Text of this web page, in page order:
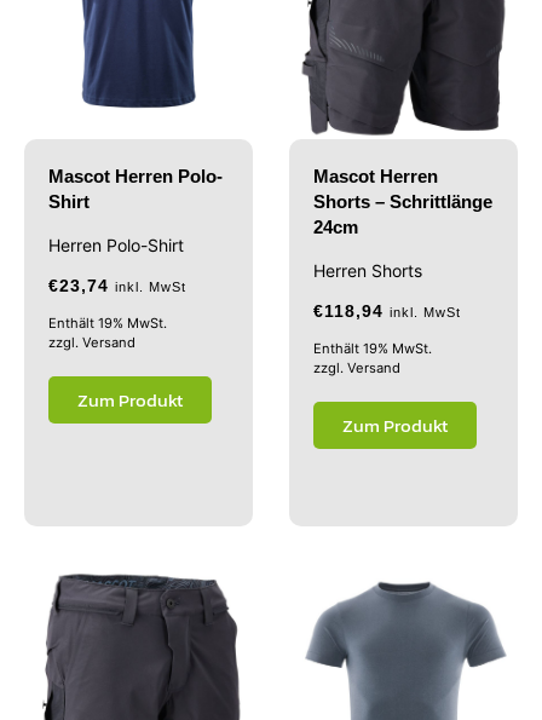
Mascot Herren Polo-
Shirt
Herren Polo-Shirt
€23,74 inkl. MwSt
Enthält 19% MwSt.
zzgl. Versand
Zum Produkt
Mascot Herren
Shorts – Schrittlänge
24cm
Herren Shorts
€118,94 inkl. MwSt
Enthält 19% MwSt.
zzgl. Versand
Zum Produkt